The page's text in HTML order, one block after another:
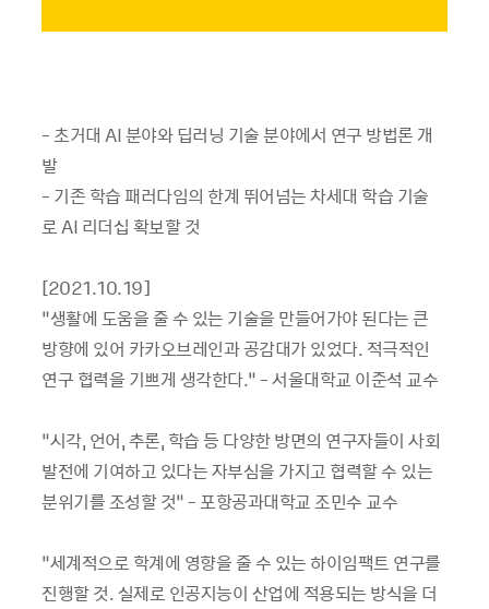
- 초거대 AI 분야와 딥러닝 기술 분야에서 연구 방법론 개
발
- 기존 학습 패러다임의 한계 뛰어넘는 차세대 학습 기술
로 AI 리더십 확보할 것
[2021.10.19]
“생활에 도움을 줄 수 있는 기술을 만들어가야 된다는 큰
방향에 있어 카카오브레인과 공감대가 있었다. 적극적인
연구 협력을 기쁘게 생각한다.” - 서울대학교 이준석 교수
“시각, 언어, 추론, 학습 등 다양한 방면의 연구자들이 사회
발전에 기여하고 있다는 자부심을 가지고 협력할 수 있는
분위기를 조성할 것” - 포항공과대학교 조민수 교수
“세계적으로 학계에 영향을 줄 수 있는 하이임팩트 연구를
진행할 것. 실제로 인공지능이 산업에 적용되는 방식을 더